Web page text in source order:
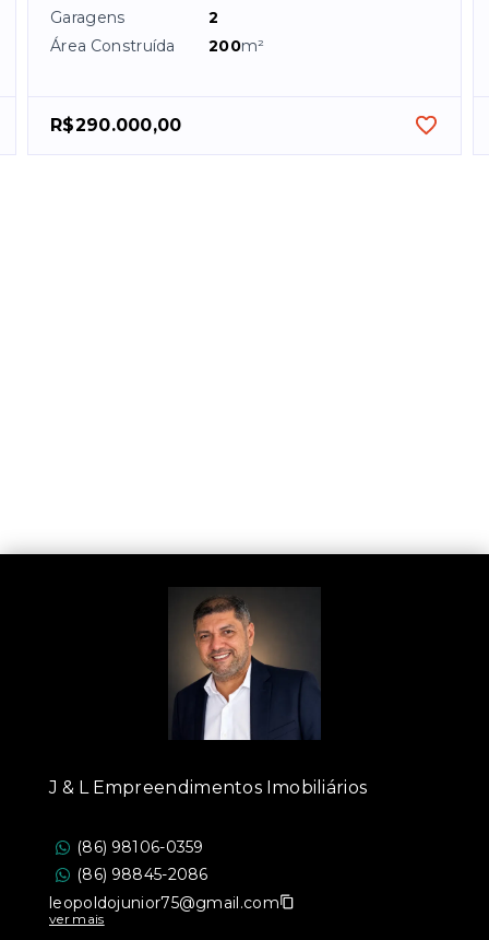
Garagens
2
Área Construída
200m²
R$290.000,00
J & L Empreendimentos Imobiliários
(86) 98106-0359
(86) 98845-2086
leopoldojunior75@gmail.com
ver mais